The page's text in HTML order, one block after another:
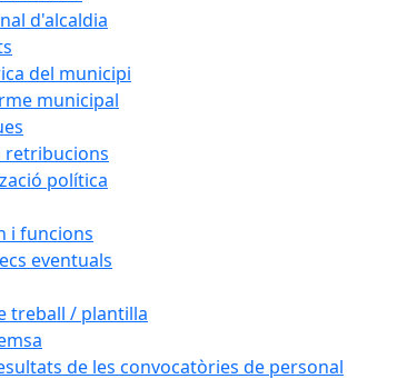
d'alcaldia
del municipi
municipal
retribucions
política
i funcions
eventuals
treball / plantilla
de les convocatòries de personal